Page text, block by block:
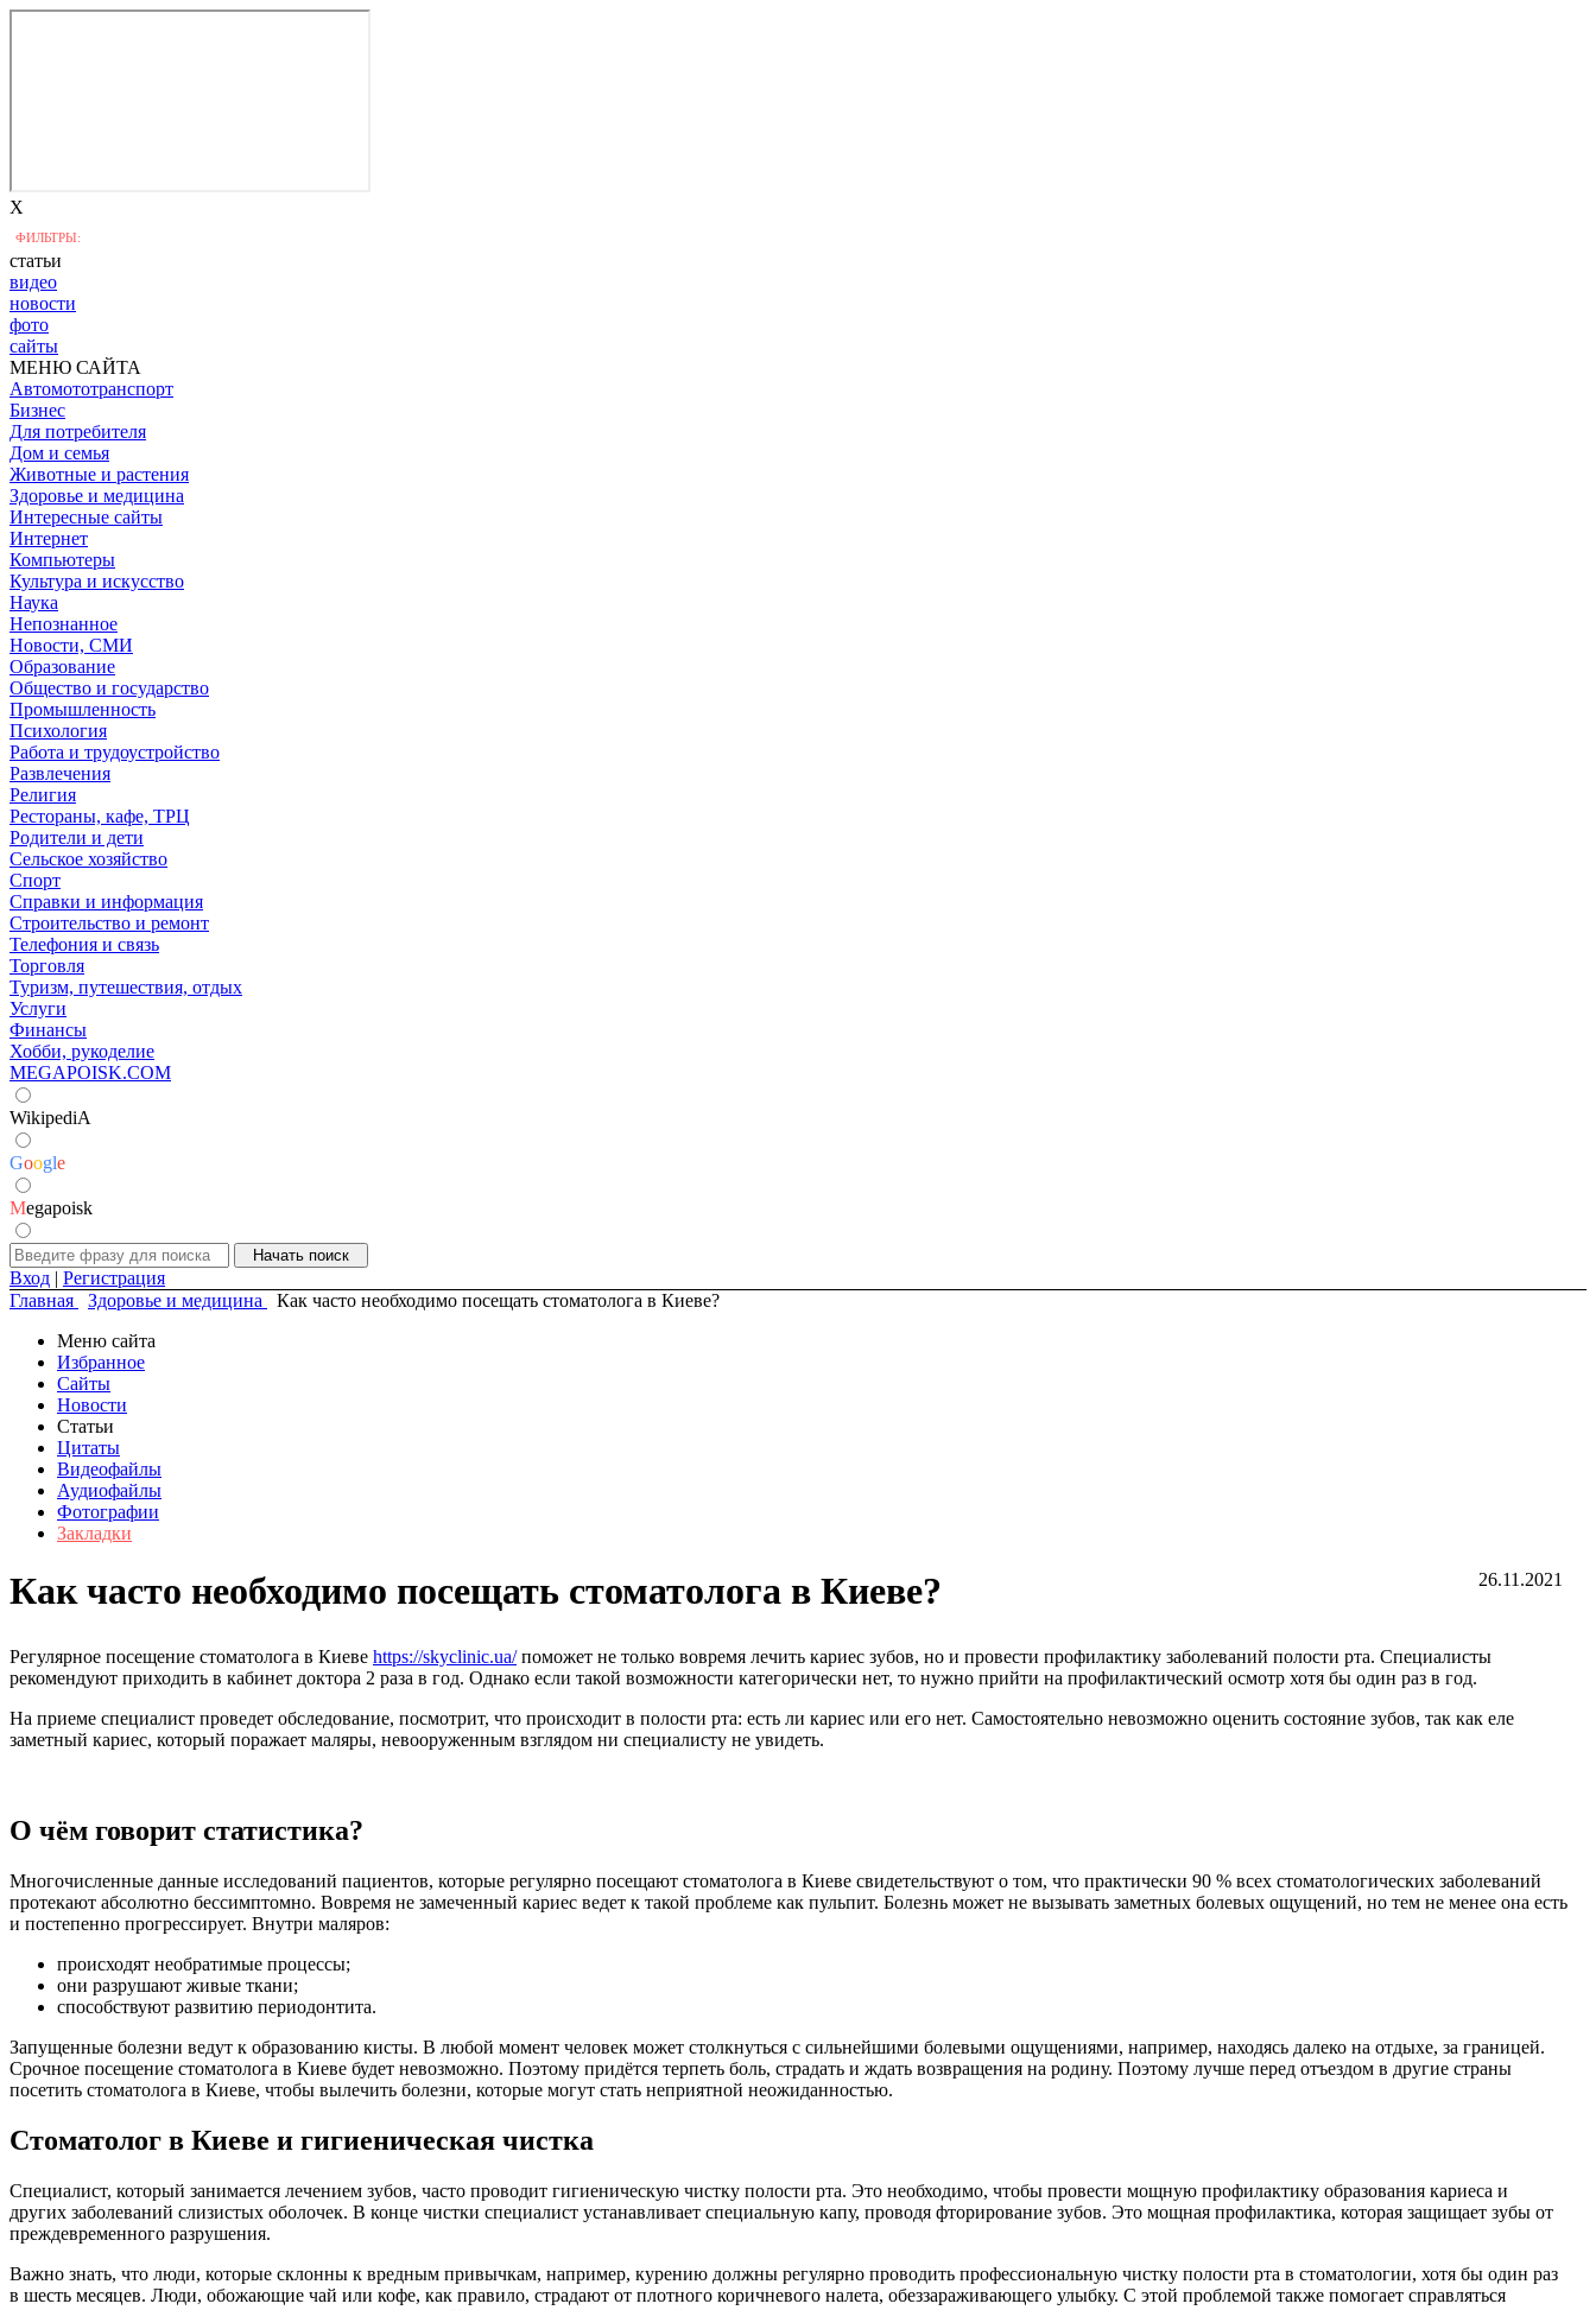
X
ФИЛЬТРЫ:
статьи
видео
новости
фото
сайты
МЕНЮ САЙТА
Автомототранспорт
Бизнес
Для потребителя
Дом и семья
Животные и растения
Здоровье и медицина
Интересные сайты
Интернет
Компьютеры
Культура и искусство
Наука
Непознанное
Новости, СМИ
Образование
Общество и государство
Промышленность
Психология
Работа и трудоустройство
Развлечения
Религия
Рестораны, кафе, ТРЦ
Родители и дети
Сельское хозяйство
Спорт
Справки и информация
Строительство и ремонт
Телефония и связь
Торговля
Туризм, путешествия, отдых
Услуги
Финансы
Хобби, рукоделие
MEGAPOISK.COM
WikipediA
Google
Megapoisk
Вход | Регистрация
Главная
Здоровье и медицина
Как часто необходимо посещать стоматолога в Киеве?
Меню сайта
Избранное
Сайты
Новости
Статьи
Цитаты
Видеофайлы
Аудиофайлы
Фотографии
Закладки
26.11.2021
Как часто необходимо посещать стоматолога в Киеве?
Регулярное посещение стоматолога в Киеве https://skyclinic.ua/поможет не только вовремя лечить кариес зубов, но и провести профилактику заболеваний полости рта. Специалисты
рекомендуют приходить в кабинет доктора 2 раза в год. Однако если такой возможности категорически нет, то нужно прийти на профилактический осмотр хотя бы один раз в год.
На приеме специалист проведет обследование, посмотрит, что происходит в полости рта: есть ли кариес или его нет. Самостоятельно невозможно оценить состояние зубов, так как еле
заметный кариес, который поражает маляры, невооруженным взглядом ни специалисту не увидеть.
О чём говорит статистика?
Многочисленные данные исследований пациентов, которые регулярно посещают стоматолога в Киеве свидетельствуют о том, что практически 90 % всех стоматологических заболеваний
протекают абсолютно бессимптомно. Вовремя не замеченный кариес ведет к такой проблеме как пульпит. Болезнь может не вызывать заметных болевых ощущений, но тем не менее она есть
и постепенно прогрессирует. Внутри маляров:
происходят необратимые процессы;
они разрушают живые ткани;
способствуют развитию периодонтита.
Запущенные болезни ведут к образованию кисты. В любой момент человек может столкнуться с сильнейшими болевыми ощущениями, например, находясь далеко на отдыхе, за границей.
Срочное посещение стоматолога в Киеве будет невозможно. Поэтому придётся терпеть боль, страдать и ждать возвращения на родину. Поэтому лучше перед отъездом в другие страны
посетить стоматолога в Киеве, чтобы вылечить болезни, которые могут стать неприятной неожиданностью.
Стоматолог в Киеве и гигиеническая чистка
Специалист, который занимается лечением зубов, часто проводит гигиеническую чистку полости рта. Это необходимо, чтобы провести мощную профилактику образования кариеса и
других заболеваний слизистых оболочек. В конце чистки специалист устанавливает специальную капу, проводя фторирование зубов. Это мощная профилактика, которая защищает зубы от
преждевременного разрушения.
Важно знать, что люди, которые склонны к вредным привычкам, например, курению должны регулярно проводить профессиональную чистку полости рта в стоматологии, хотя бы один раз
в шесть месяцев. Люди, обожающие чай или кофе, как правило, страдают от плотного коричневого налета, обеззараживающего улыбку. С этой проблемой также помогает справляться